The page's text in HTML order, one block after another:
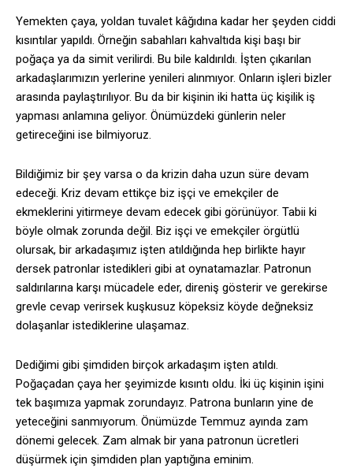
Yemekten çaya, yoldan tuvalet kâğıdına kadar her şeyden ciddi
kısıntılar yapıldı. Örneğin sabahları kahvaltıda kişi başı bir
poğaça ya da simit verilirdi. Bu bile kaldırıldı. İşten çıkarılan
arkadaşlarımızın yerlerine yenileri alınmıyor. Onların işleri bizler
arasında paylaştırılıyor. Bu da bir kişinin iki hatta üç kişilik iş
yapması anlamına geliyor. Önümüzdeki günlerin neler
getireceğini ise bilmiyoruz.
Bildiğimiz bir şey varsa o da krizin daha uzun süre devam
edeceği. Kriz devam ettikçe biz işçi ve emekçiler de
ekmeklerini yitirmeye devam edecek gibi görünüyor. Tabii ki
böyle olmak zorunda değil. Biz işçi ve emekçiler örgütlü
olursak, bir arkadaşımız işten atıldığında hep birlikte hayır
dersek patronlar istedikleri gibi at oynatamazlar. Patronun
saldırılarına karşı mücadele eder, direniş gösterir ve gerekirse
grevle cevap verirsek kuşkusuz köpeksiz köyde değneksiz
dolaşanlar istediklerine ulaşamaz.
Dediğimi gibi şimdiden birçok arkadaşım işten atıldı.
Poğaçadan çaya her şeyimizde kısıntı oldu. İki üç kişinin işini
tek başımıza yapmak zorundayız. Patrona bunların yine de
yeteceğini sanmıyorum. Önümüzde Temmuz ayında zam
dönemi gelecek. Zam almak bir yana patronun ücretleri
düşürmek için şimdiden plan yaptığına eminim.